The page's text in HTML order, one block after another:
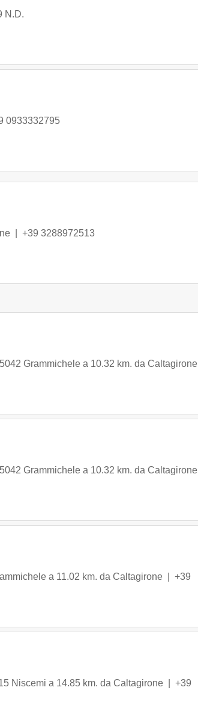
N.D.
0933332795
+39 3288972513
Grammichele a 10.32 km. da Caltagirone
Grammichele a 10.32 km. da Caltagirone
a 11.02 km. da Caltagirone | +39
Niscemi a 14.85 km. da Caltagirone | +39